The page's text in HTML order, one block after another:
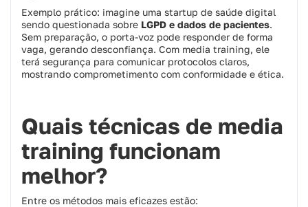
Exemplo prático: imagine uma startup de saúde digital
sendo questionada sobre LGPD e dados de pacientes.
Sem preparação, o porta-voz pode responder de forma
vaga, gerando desconfiança. Com media training, ele
terá segurança para comunicar protocolos claros,
mostrando comprometimento com conformidade e ética.
Quais técnicas de media
training funcionam
melhor?
Entre os métodos mais eficazes estão: